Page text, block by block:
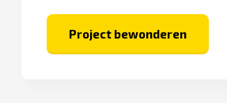
Project bewonderen
Hof
van